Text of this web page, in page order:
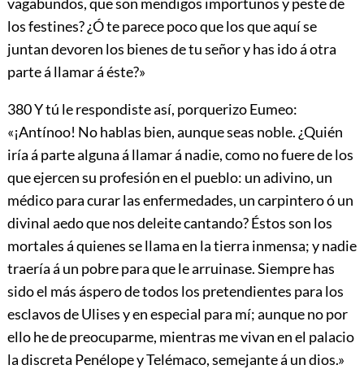
vagabundos, que son mendigos importunos y peste de
los festines? ¿Ó te parece poco que los que aquí se
juntan devoren los bienes de tu señor y has ido á otra
parte á llamar á éste?»
380Y tú le respondiste así, porquerizo Eumeo:
«¡Antínoo! No hablas bien, aunque seas noble. ¿Quién
iría á parte alguna á llamar á nadie, como no fuere de los
que ejercen su profesión en el pueblo: un adivino, un
médico para curar las enfermedades, un carpintero ó un
divinal aedo que nos deleite cantando? Éstos son los
mortales á quienes se llama en la tierra inmensa; y nadie
traería á un pobre para que le arruinase. Siempre has
sido el más áspero de todos los pretendientes para los
esclavos de Ulises y en especial para mí; aunque no por
ello he de preocuparme, mientras me vivan en el palacio
la discreta Penélope y Telémaco, semejante á un dios.»